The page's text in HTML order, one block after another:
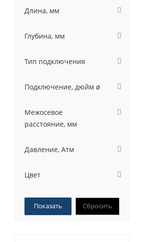
Длина, мм
Глубина, мм
Тип подключения
Подключение, дюйм ø
Межосевое
расстояние, мм
Давление, Атм
Цвет
Сбросить